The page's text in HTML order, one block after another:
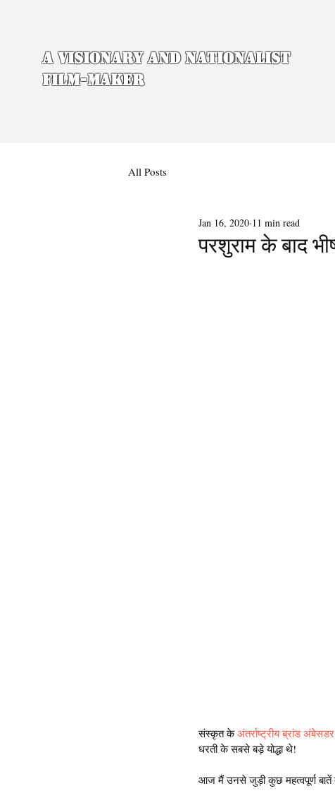
A Visionary and Nationalist
Film-maker
All Posts
परशुराम के बाद
Jan 16, 2020 11 min read
संस्कृत के अंतर्राष्ट्रीय ब्रांड अंबेसडर
धरती के सबसे बड़े योद्धा थे!
आज मैं उनसे जुड़ी कुछ महत्वपूर्ण बातें